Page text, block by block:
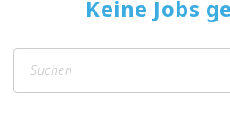
Keine Jobs